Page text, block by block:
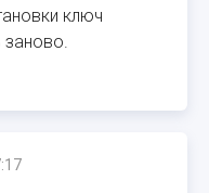
ключ
заново.